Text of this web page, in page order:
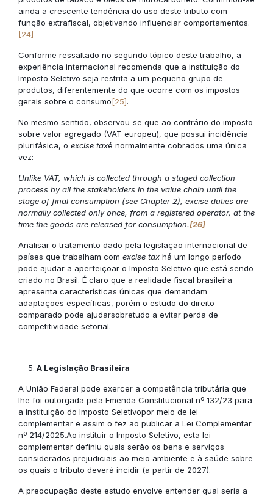
ainda a crescente tendência do uso deste tributo com
função extrafiscal, objetivando influenciar comportamentos.
[24]
Conforme ressaltado no segundo tópico deste trabalho, a
experiência internacional recomenda que a instituição do
Imposto Seletivo seja restrita a um pequeno grupo de
produtos, diferentemente do que ocorre com os impostos
gerais sobre o consumo[25].
No mesmo sentido, observou-se que ao contrário do imposto
sobre valor agregado (VAT europeu), que possui incidência
plurifásica, o excise taxé normalmente cobrados uma única
vez:
Unlike VAT, which is collected through a staged collection
process by all the stakeholders in the value chain until the
stage of final consumption (see Chapter 2), excise duties are
normally collected only once, from a registered operator, at the
time the goods are released for consumption.[26]
Analisar o tratamento dado pela legislação internacional de
países que trabalham com excise tax há um longo período
pode ajudar a aperfeiçoar o Imposto Seletivo que está sendo
criado no Brasil. É claro que a realidade fiscal brasileira
apresenta características únicas que demandam
adaptações específicas, porém o estudo do direito
comparado pode ajudarsobretudo a evitar perda de
competitividade setorial.
A Legislação Brasileira
A União Federal pode exercer a competência tributária que
lhe foi outorgada pela Emenda Constitucional nº 132/23 para
a instituição do Imposto Seletivopor meio de lei
complementar e assim o fez ao publicar a Lei Complementar
nº 214/2025.Ao instituir o Imposto Seletivo, esta lei
complementar definiu quais serão os bens e serviços
considerados prejudiciais ao meio ambiente e à saúde sobre
os quais o tributo deverá incidir (a partir de 2027).
A preocupação deste estudo envolve entender qual seria a